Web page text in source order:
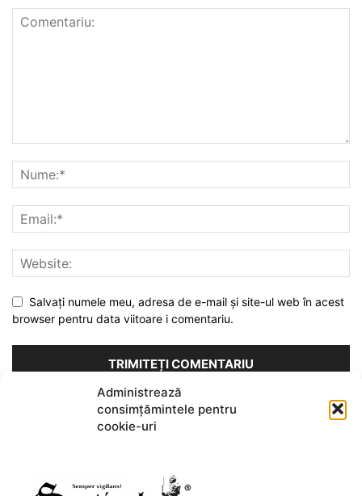
Administrează
consimțămintele pentru
cookie-uri
Salvați numele meu, adresa de e-mail și site-ul web în acest
browser pentru data viitoare i comentariu.
Acest site folosește Akismet pentru a reduce spamul.
Află cum
sunt procesate datele comentariilor tale